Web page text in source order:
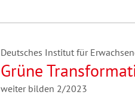
Deutsches Institut für
Grüne
weiter bilden 2/2023